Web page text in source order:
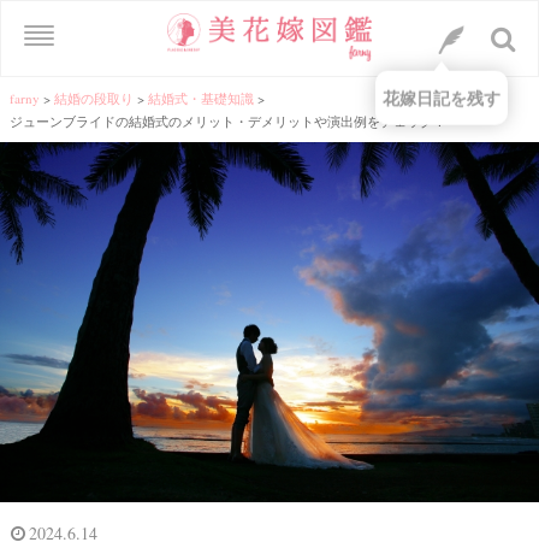
farny > 結婚の段取り > 結婚式・基礎知識 >
ジューンブライドの結婚式のメリット・デメリットや演出例をチェック！
2024.6.14
花嫁日記を残す